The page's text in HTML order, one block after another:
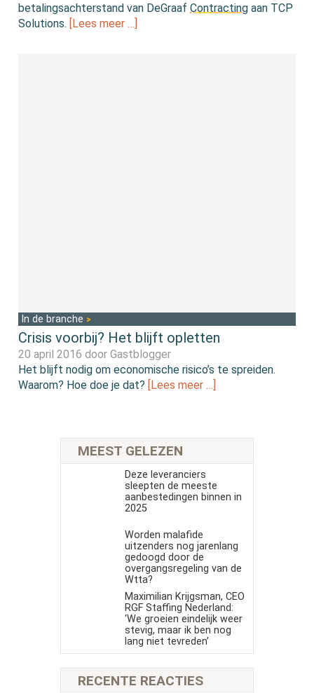
betalingsachterstand van DeGraafContracting aan TCP
Solutions. [Lees meer …]
In de branche
Crisis voorbij? Het blijft opletten
20 april 2016 doorGastblogger
Het blijft nodig om economische risico’s te spreiden.
Waarom? Hoe doe je dat? [Lees meer …]
MEEST GELEZEN
Deze leveranciers
sleepten de meeste
aanbestedingen binnen in
2025
Worden malafide
uitzenders nog jarenlang
gedoogd door de
overgangsregeling van de
Wtta?
Maximilian Krijgsman, CEO
RGF Staffing Nederland:
‘We groeien eindelijk weer
stevig, maar ik ben nog
lang niet tevreden’
RECENTE REACTIES